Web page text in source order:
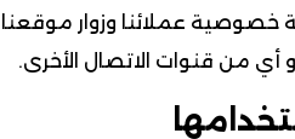
خصوصية عملائنا وزوار
من قنوات الاتصال الأخرى.